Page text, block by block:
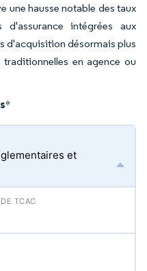
une hausse notable des taux
intégrées aux
d'acquisition désormais plus
en agence ou
*
et